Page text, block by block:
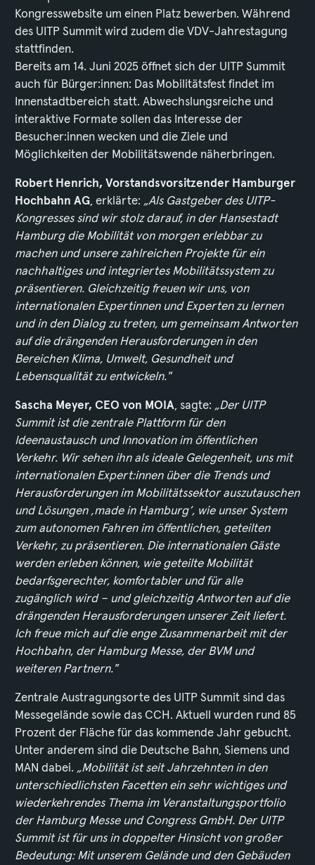
Kongresswebsite um einen Platz bewerben. Während
des UITP Summit wird zudem die VDV-Jahrestagung
stattfinden.
Bereits am 14. Juni 2025 öffnet sich der UITP Summit
auch für Bürger:innen: Das Mobilitätsfest findet im
Innenstadtbereich statt. Abwechslungsreiche und
interaktive Formate sollen das Interesse der
Besucher:innen wecken und die Ziele und
Möglichkeiten der Mobilitätswende näherbringen.
Robert Henrich, Vorstandsvorsitzender Hamburger
Hochbahn AG, erklärte: „Als Gastgeber des UITP-
Kongresses sind wir stolz darauf, in der Hansestadt
Hamburg die Mobilität von morgen erlebbar zu
machen und unsere zahlreichen Projekte für ein
nachhaltiges und integriertes Mobilitätssystem zu
präsentieren. Gleichzeitig freuen wir uns, von
internationalen Expertinnen und Experten zu lernen
und in den Dialog zu treten, um gemeinsam Antworten
auf die drängenden Herausforderungen in den
Bereichen Klima, Umwelt, Gesundheit und
Lebensqualität zu entwickeln."
Sascha Meyer, CEO von MOIA, sagte: „Der UITP
Summit ist die zentrale Plattform für den
Ideenaustausch und Innovation im öffentlichen
Verkehr. Wir sehen ihn als ideale Gelegenheit, uns mit
internationalen Expert:innen über die Trends und
Herausforderungen im Mobilitätssektor auszutauschen
und Lösungen ‚made in Hamburg‘, wie unser System
zum autonomen Fahren im öffentlichen, geteilten
Verkehr, zu präsentieren. Die internationalen Gäste
werden erleben können, wie geteilte Mobilität
bedarfsgerechter, komfortabler und für alle
zugänglich wird – und gleichzeitig Antworten auf die
drängenden Herausforderungen unserer Zeit liefert.
Ich freue mich auf die enge Zusammenarbeit mit der
Hochbahn, der Hamburg Messe, der BVM und
weiteren Partnern."
Zentrale Austragungsorte des UITP Summit sind das
Messegelände sowie das CCH. Aktuell wurden rund 85
Prozent der Fläche für das kommende Jahr gebucht.
Unter anderem sind die Deutsche Bahn, Siemens und
MAN dabei. „Mobilität ist seit Jahrzehnten in den
unterschiedlichsten Facetten ein sehr wichtiges und
wiederkehrendes Thema im Veranstaltungsportfolio
der Hamburg Messe und Congress GmbH. Der UITP
Summit ist für uns in doppelter Hinsicht von großer
Bedeutung: Mit unserem Gelände und den Gebäuden